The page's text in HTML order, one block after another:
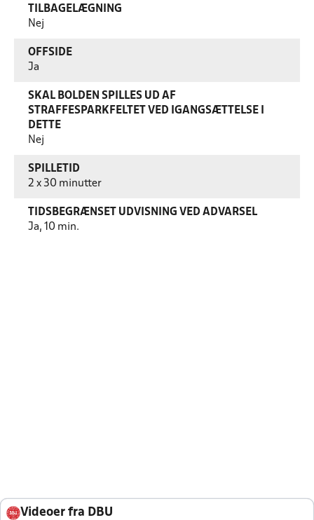
TILBAGELÆGNING
Nej
OFFSIDE
Ja
SKAL BOLDEN SPILLES UD AF
STRAFFESPARKFELTET VED IGANGSÆTTELSE I
DETTE
Nej
SPILLETID
2 x 30 minutter
TIDSBEGRÆNSET UDVISNING VED ADVARSEL
Ja, 10 min.
Videoer fra DBU